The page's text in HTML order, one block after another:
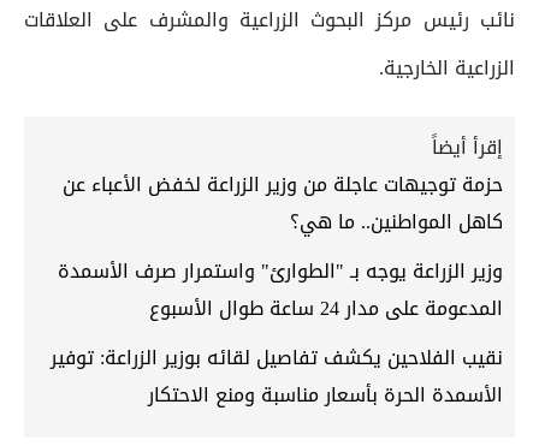
نائب رئيس مركز البحوث الزراعية والمشرف على العلاقات
الزراعية الخارجية.
إقرأ أيضاً
حزمة توجيهات عاجلة من وزير الزراعة لخفض الأعباء عن
كاهل المواطنين.. ما هي؟
وزير الزراعة يوجه بـ "الطوارئ" واستمرار صرف الأسمدة
المدعومة على مدار 24 ساعة طوال الأسبوع
نقيب الفلاحين يكشف تفاصيل لقائه بوزير الزراعة: توفير
الأسمدة الحرة بأسعار مناسبة ومنع الاحتكار